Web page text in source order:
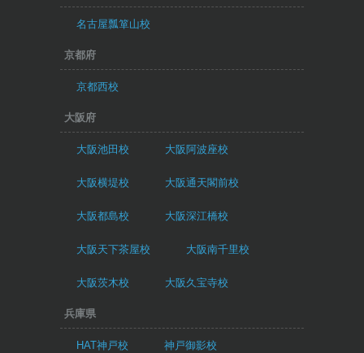
名古屋瓢箪山校
京都府
京都西校
大阪府
大阪池田校 大阪阿波座校
大阪横堤校 大阪通天閣前校
大阪都島校 大阪深江橋校
大阪天下茶屋校 大阪南千里校
大阪茨木校 大阪久宝寺校
兵庫県
HAT神戸校 神戸御影校